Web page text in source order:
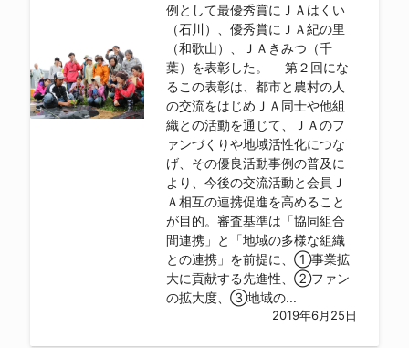
例として最優秀賞にＪＡはくい
（石川）、優秀賞にＪＡ紀の里
（和歌山）、ＪＡきみつ（千
葉）を表彰した。 第２回にな
るこの表彰は、都市と農村の人
の交流をはじめＪＡ同士や他組
織との活動を通じて、ＪＡのフ
ァンづくりや地域活性化につな
げ、その優良活動事例の普及に
より、今後の交流活動と会員Ｊ
Ａ相互の連携促進を高めること
が目的。審査基準は「協同組合
間連携」と「地域の多様な組織
との連携」を前提に、①事業拡
大に貢献する先進性、②ファン
の拡大度、③地域の...
2019年6月25日